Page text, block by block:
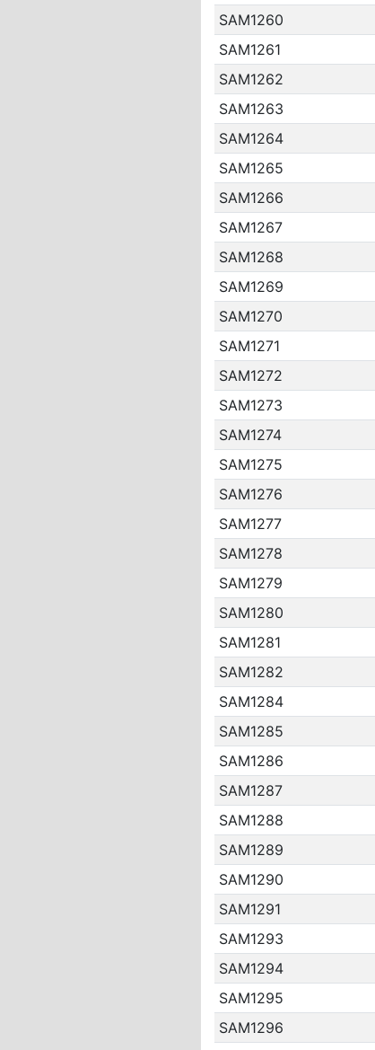
SAM1260
SAM1261
SAM1262
SAM1263
SAM1264
SAM1265
SAM1266
SAM1267
SAM1268
SAM1269
SAM1270
SAM1271
SAM1272
SAM1273
SAM1274
SAM1275
SAM1276
SAM1277
SAM1278
SAM1279
SAM1280
SAM1281
SAM1282
SAM1284
SAM1285
SAM1286
SAM1287
SAM1288
SAM1289
SAM1290
SAM1291
SAM1293
SAM1294
SAM1295
SAM1296